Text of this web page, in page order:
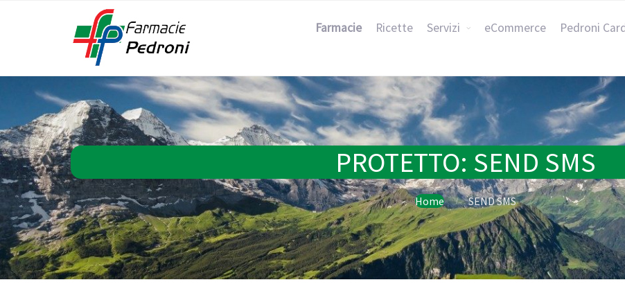
Farmacie Ricette Servizi eCommerce Pedroni
PROTETTO: SEND SMS
Home SEND SMS